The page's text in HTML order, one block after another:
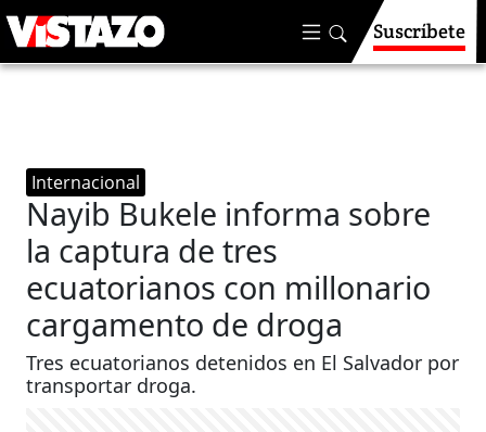
Suscríbete
Internacional
Nayib Bukele informa sobre
la captura de tres
ecuatorianos con millonario
cargamento de droga
Tres ecuatorianos detenidos en El Salvador por
transportar droga.